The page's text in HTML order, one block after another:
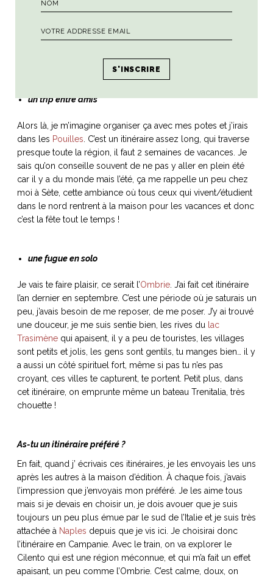
un trip entre amis
Alors là, je m’imagine organiser ça avec mes potes et j’irais
dans les Pouilles. C’est un itinéraire assez long, qui traverse
presque toute la région, il faut 2 semaines de vacances. Je
sais qu’on conseille souvent de ne pas y aller en plein été
car il y a du monde mais l’été, ça me rappelle un peu chez
moi à Sète, cette ambiance où tous ceux qui vivent/étudient
dans le nord rentrent à la maison pour les vacances et donc
c’est la fête tout le temps !
une fugue en solo
Je vais te faire plaisir, ce serait l’Ombrie. J’ai fait cet itinéraire
l’an dernier en septembre. C’est une période où je saturais un
peu, j’avais besoin de me reposer, de me poser. J’y ai trouvé
une douceur, je me suis sentie bien, les rives du lac
Trasimènequi apaisent, il y a peu de touristes, les villages
sont petits et jolis, les gens sont gentils, tu manges bien… il y
a aussi un côté spirituel fort, même si pas tu n’es pas
croyant, ces villes te capturent, te portent. Petit plus, dans
cet itinéraire, on emprunte même un bateau Trenitalia, très
chouette !
As-tu un itinéraire préféré ?
En fait, quand j’ écrivais ces itinéraires, je les envoyais les uns
après les autres à la maison d’édition. À chaque fois, j’avais
l’impression que j’envoyais mon préféré. Je les aime tous
mais si je devais en choisir un, je dois avouer que je suis
toujours un peu plus émue par le sud de l’Italie et je suis très
attachée à Naples depuis que je vis ici. Je choisirai donc
l’itinéraire en Campanie. Avec le train, on va explorer le
Cilento qui est une région méconnue, et qui m’a fait un effet
apaisant, un peu comme l’Ombrie. C’est calme, doux, on